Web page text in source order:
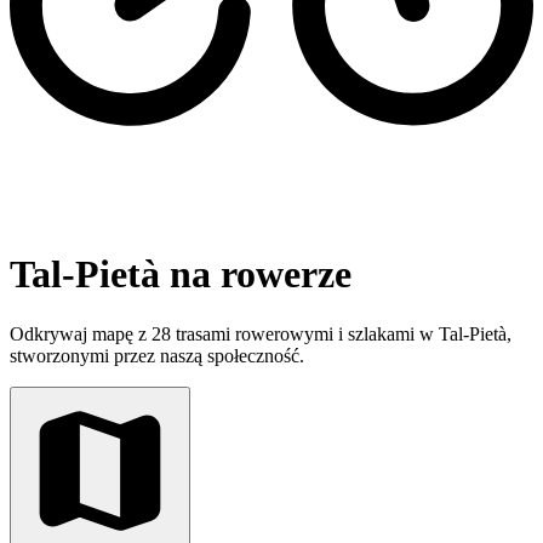
Tal-Pietà na rowerze
Odkrywaj mapę z 28 trasami rowerowymi i szlakami w Tal-Pietà,
stworzonymi przez naszą społeczność.